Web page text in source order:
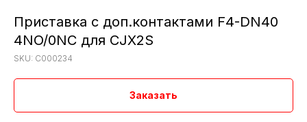
Приставка с доп.контактами F4-DN40
4NO/0NC для CJX2S
SKU: C000234
Заказать